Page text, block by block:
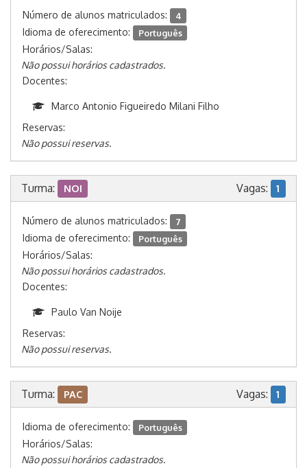
Número de alunos matriculados: 4
Idioma de oferecimento: Português
Horários/Salas:
Não possui horários cadastrados.
Docentes:
Marco Antonio Figueiredo Milani Filho
Reservas:
Não possui reservas.
Turma: NOI Vagas: 1
Número de alunos matriculados: 7
Idioma de oferecimento: Português
Horários/Salas:
Não possui horários cadastrados.
Docentes:
Paulo Van Noije
Reservas:
Não possui reservas.
Turma: PAC Vagas: 1
Idioma de oferecimento: Português
Horários/Salas:
Não possui horários cadastrados.